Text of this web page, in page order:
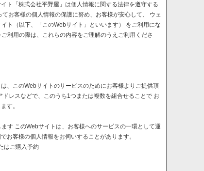
ト「株式会社平野屋」は個人情報に関する法律を遵守する
お客様の個人情報の保護に努め、お客様が安心して、 ウェ
ト（以下、「このWebサイト」といいます） をご利用にな
利用の際は、これらの内容をご理解のうえご利用くださ
、このWebサイトのサービスのためにお客様よりご提供頂
レスなどで、このうち1つまたは複数を組合せることで お
す。
す このWebサイトは、お客様へのサービスの一環として運
お客様の個人情報をお伺いすることがあります。
はご購入予約